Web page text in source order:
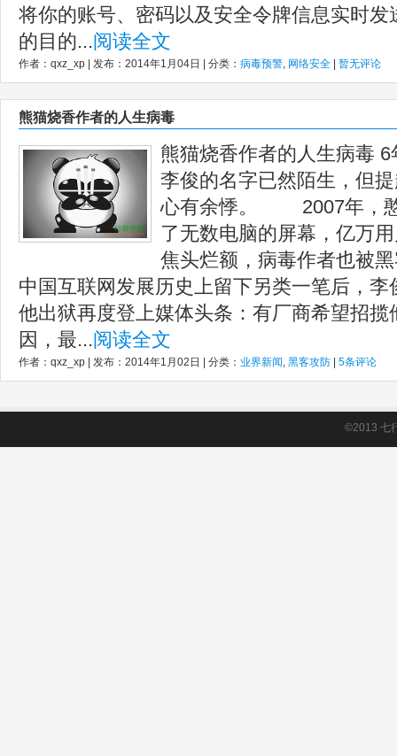
将你的账号、密码以及安全令牌信息实时
的目的...阅读全文
作者：qxz_xp | 发布：2014年1月04日 | 分类： 病毒预警, 网络安全 暂无评论
熊猫烧香作者的人生病毒
熊猫烧香作者的人生病毒
李俊的名字已然陌生，但
心有余悸。 2007年，憨
了无数电脑的屏幕，亿万
焦头烂额，病毒作者也被
中国互联网发展历史上留下另类一笔后，
他出狱再度登上媒体头条：有厂商希望招
因，最...阅读全文
作者：qxz_xp | 发布：2014年1月02日 | 分类： 业界新闻, 黑客攻防 5条评论
©2013 七